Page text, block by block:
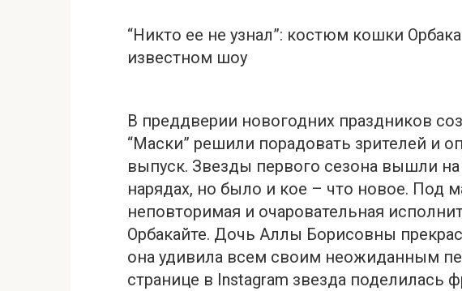
“Никто ее не узнал”: костюм кошки
известном шоу
В преддверии новогодних праздников
“Маски” решили порадовать зрителей и
выпуск. Звезды первого сезона вышли
нарядах, но было и кое – что новое. Под
неповторимая и очаровательная
Орбакайте. Дочь Аллы Борисовны
она удивила всем своим неожиданным
странице в Instagram звезда поделилась